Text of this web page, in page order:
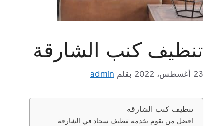
تنظيف كنب الشارقة
23 أغسطس، 2022 بقلم admin
تنظيف كنب الشارقة
افضل من يقوم بخدمة تنظيف سجاد في الشارقة